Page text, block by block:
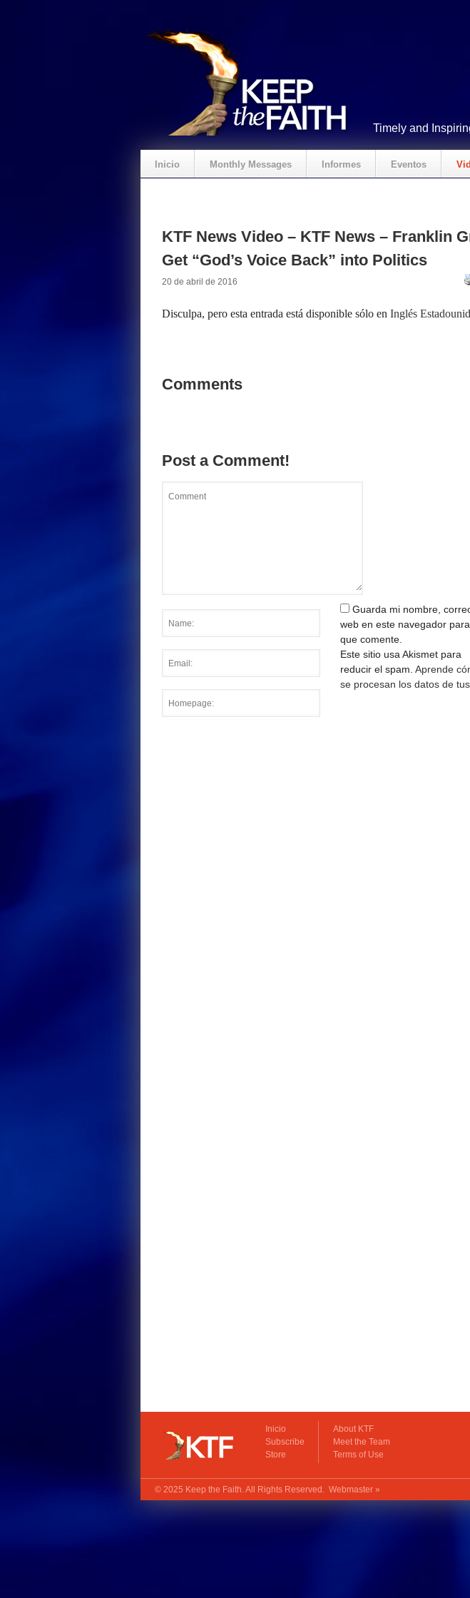
Timely and
Inicio Monthly Messages Informes Eventos
KTF News Video – KTF News – Franklin
Get “God’s Voice Back” into Politics
20 de abril de 2016
Disculpa, pero esta entrada está disponible sólo en Inglés
Comments
Post a Comment!
Guarda mi nombre,
web en este navegador
que comente.
Este sitio usa Akismet para
reducir el spam. Aprende
se procesan los datos de
Inicio
Subscribe
Store
About KTF
Meet the Team
Terms of Use
© 2025 Keep the Faith. All Rights Reserved. Webmaster »